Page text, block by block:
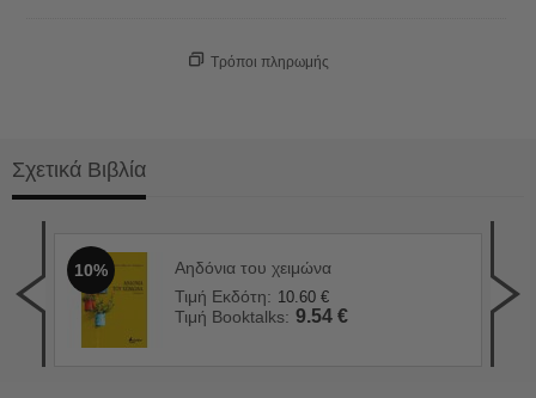
Τρόποι πληρωμής
Σχετικά Βιβλία
10%
Αηδόνια του χειμώνα
Τιμή Εκδότη: 10.60 €
Τιμή Booktalks: 9.54 €